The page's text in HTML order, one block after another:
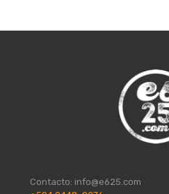
Contacto: info@e625.com